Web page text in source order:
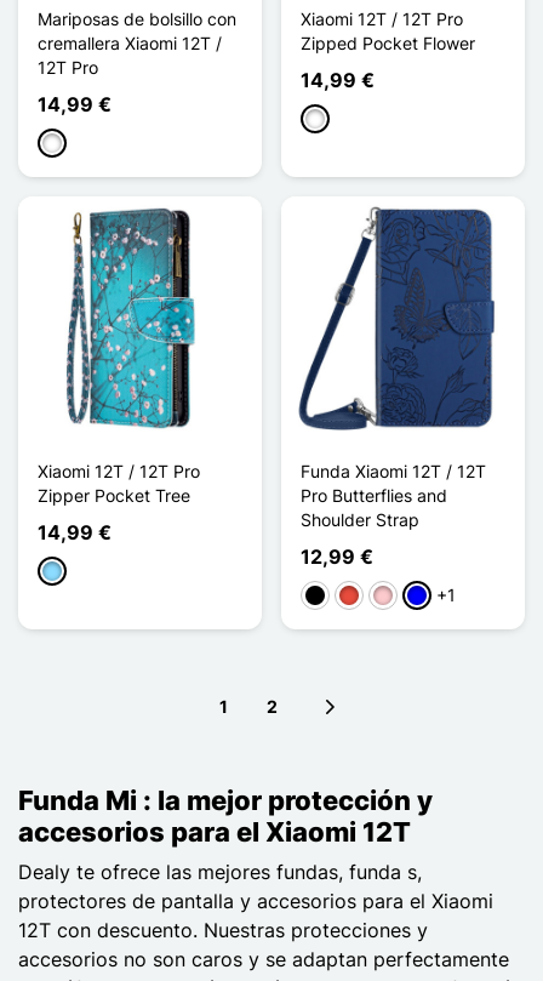
Mariposas de bolsillo con
cremallera Xiaomi 12T /
12T Pro
14,99 €
Blanco
Xiaomi 12T / 12T Pro
Zipped Pocket Flower
14,99 €
Blanco
Xiaomi 12T / 12T Pro
Zipper Pocket Tree
14,99 €
Azul claro
Funda Xiaomi 12T / 12T
Pro Butterflies and
Shoulder Strap
12,99 €
NegroRojoRosaAzul+1
1 2
Funda Mi : la mejor protección y
accesorios para el Xiaomi 12T
Dealy te ofrece las mejores fundas, funda s,
protectores de pantalla y accesorios para el Xiaomi
12T con descuento. Nuestras protecciones y
accesorios no son caros y se adaptan perfectamente